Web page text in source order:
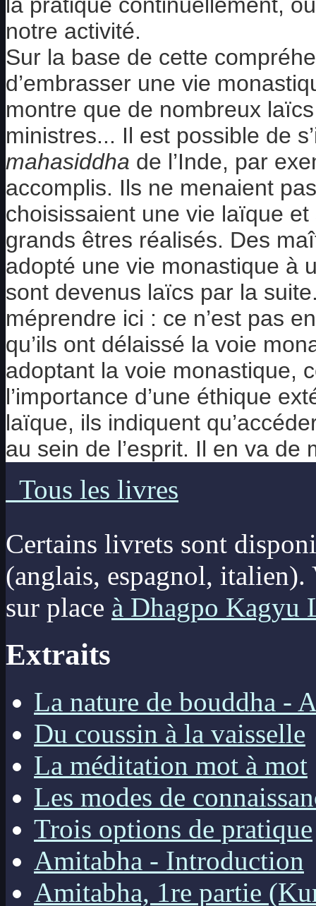
notre activité.
Sur la base de cette
d’embrasser une vie
montre que de nombreux
ministres... Il est possible de
mahasiddha de l’Inde, par
accomplis. Ils ne menaient
choisissaient une vie laïque
grands êtres réalisés. Des
adopté une vie monastique à
sont devenus laïcs par la
méprendre ici : ce n’est pas
qu’ils ont délaissé la voie
adoptant la voie monastique,
l’importance d’une éthique
laïque, ils indiquent
au sein de l’esprit. Il en va
Tous les livres
Certains livrets sont
(anglais, espagnol, italien).
sur place à Dhagpo Kagyu
Extraits
La nature de bouddha -
Du coussin à la vaisselle
La méditation mot à mot
Les modes de
Trois options de pratique
Amitabha - Introduction
Amitabha, 1re partie